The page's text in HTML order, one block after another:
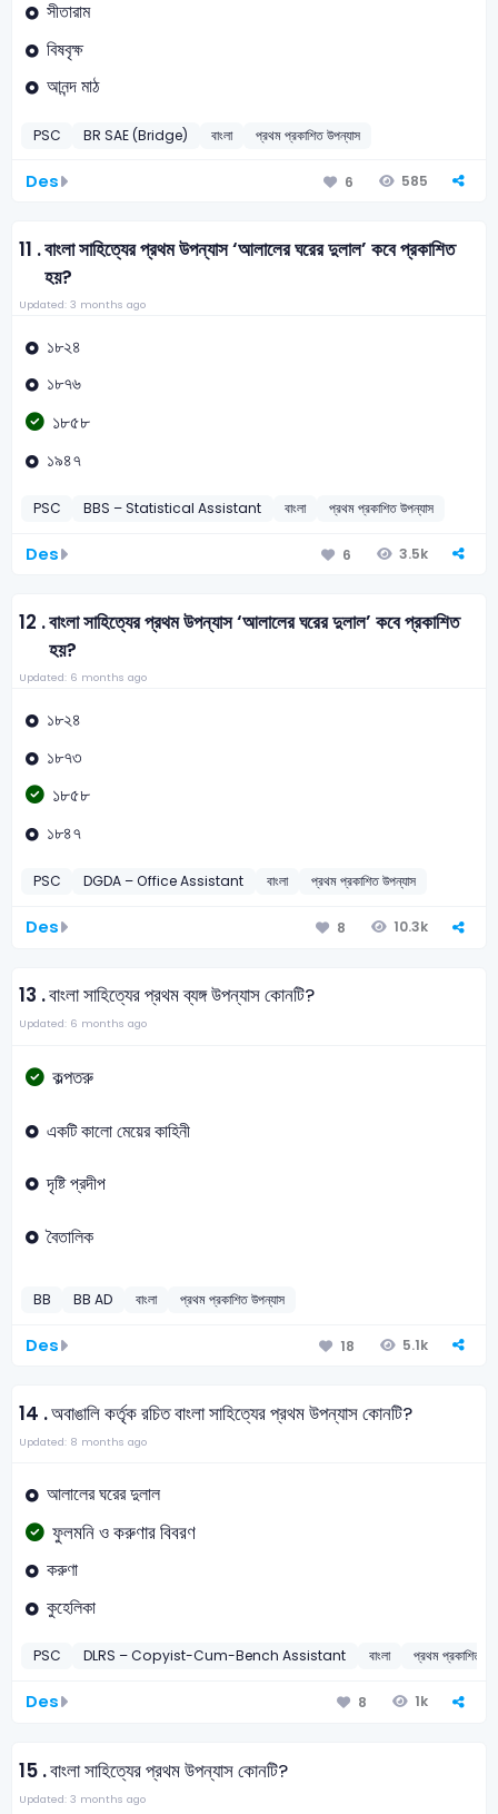
সীতারাম
বিষবৃক্ষ
আনন্দ মাঠ
PSC BR SAE (Bridge) বাংলা প্রথম প্রকাশিত উপন্যাস
Des 6 585
11 .বাংলা সাহিত্যের প্রথম উপন্যাস ‘আলালের ঘরের দুলাল’ কবে প্রকাশিত
হয়?
Updated: 3 months ago
১৮২৪
১৮৭৬
১৮৫৮
১৯৪৭
PSC BBS – Statistical Assistant বাংলা প্রথম প্রকাশিত উপন্যাস
Des 6 3.5k
12 .বাংলা সাহিত্যের প্রথম উপন্যাস ‘আলালের ঘরের দুলাল’ কবে প্রকাশিত
হয়?
Updated: 6 months ago
১৮২৪
১৮৭৩
১৮৫৮
১৮৪৭
PSC DGDA – Office Assistant বাংলা প্রথম প্রকাশিত উপন্যাস
Des 8 10.3k
13 .বাংলা সাহিত্যের প্রথম ব্যঙ্গ উপন্যাস কোনটি?
Updated: 6 months ago
কল্পতরু
একটি কালো মেয়ের কাহিনী
দৃষ্টি প্রদীপ
বৈতালিক
BB BB AD বাংলা প্রথম প্রকাশিত উপন্যাস
Des 18 5.1k
14 .অবাঙালি কর্তৃক রচিত বাংলা সাহিত্যের প্রথম উপন্যাস কোনটি?
Updated: 8 months ago
আলালের ঘরের দুলাল
ফুলমনি ও করুণার বিবরণ
করুণা
কুহেলিকা
PSC DLRS – Copyist-Cum-Bench Assistant বাংলা প্রথম প্রকাশিত
Des 8 1k
15 .বাংলা সাহিত্যের প্রথম উপন্যাস কোনটি?
Updated: 3 months ago